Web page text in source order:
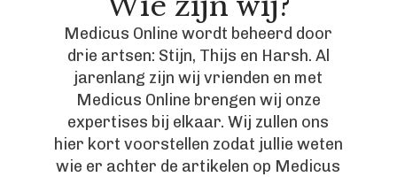
Medicus Online wordt beheerd door
drie artsen: Stijn, Thijs en Harsh. Al
jarenlang zijn wij vrienden en met
Medicus Online brengen wij onze
expertises bij elkaar. Wij zullen ons
hier kort voorstellen zodat jullie weten
wie er achter de artikelen op Medicus